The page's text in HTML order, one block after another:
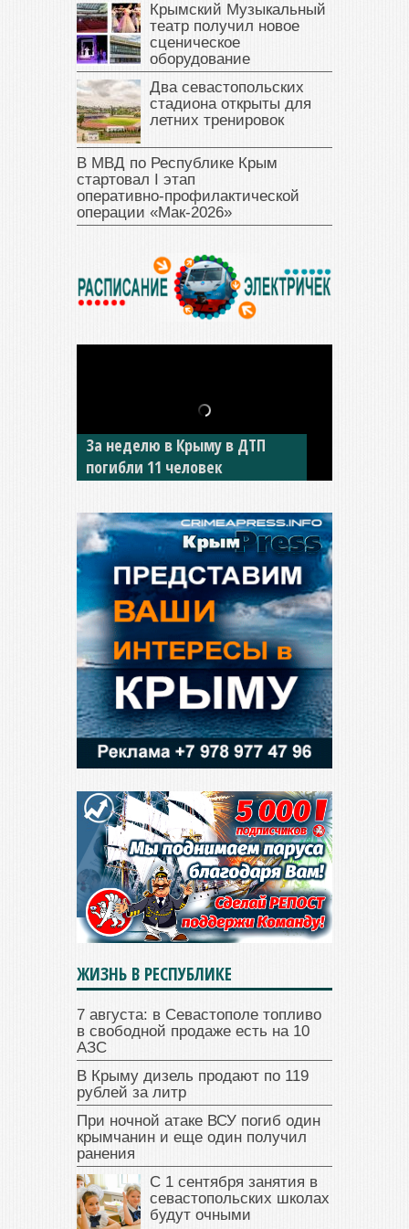
Крымский Музыкальный
театр получил новое
сценическое
оборудование
Два севастопольских
стадиона открыты для
летних тренировок
В МВД по Республике Крым
стартовал I этап
оперативно‑профилактической
операции «Мак‑2026»
За неделю в Крыму в ДТП
погибли 11 человек
В Джанкое водитель ВАЗа
сбил двух детей на «зебре»
ЖИЗНЬ В РЕСПУБЛИКЕ
7 августа: в Севастополе топливо
в свободной продаже есть на 10
АЗС
В Крыму дизель продают по 119
рублей за литр
При ночной атаке ВСУ погиб один
крымчанин и еще один получил
ранения
С 1 сентября занятия в
севастопольских школах
будут очными